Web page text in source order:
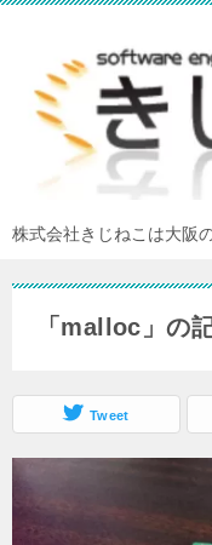
株式会社きじねこは大阪
「malloc」の
Tweet